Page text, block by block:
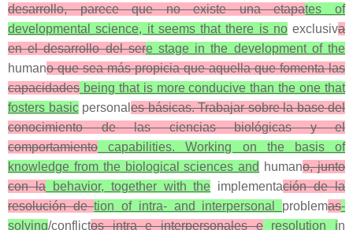
desarrollo, parece que no existe una etapates of
developmental science, it seems that there is noexclusiva
en el desarrollo del sere stage in the development of the
humano que sea más propicia que aquella que fomenta las
capacidades being that is more conducive than the one that
fosters basicpersonal es básicas. Trabajar sobre la base del
conocimiento de las ciencias biológicas y el
comportamiento capabilities. Working on the basis of
knowledge from the biological sciences and humano, junto
con labehavior, together with the implementación de la
resolución detion of intra- and interpersonal problemas-
solving/conflictos intra e interpersonales eresolution in